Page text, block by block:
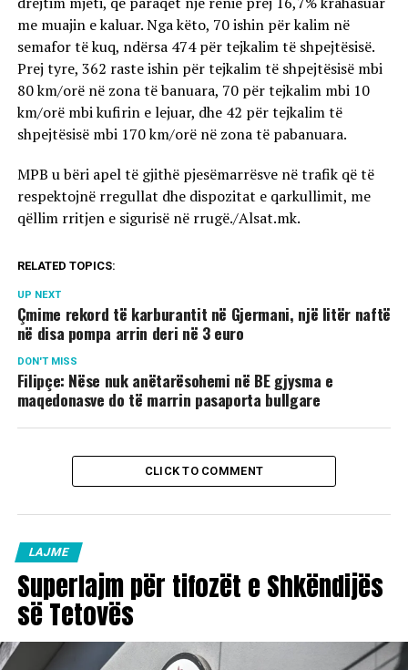
me muajin e kaluar. Nga këto, 70 ishin për kalim në
semafor të kuq, ndërsa 474 për tejkalim të shpejtësisë.
Prej tyre, 362 raste ishin për tejkalim të shpejtësisë mbi
80 km/orë në zona të banuara, 70 për tejkalim mbi 10
km/orë mbi kufirin e lejuar, dhe 42 për tejkalim të
shpejtësisë mbi 170 km/orë në zona të pabanuara.
MPB u bëri apel të gjithë pjesëmarrësve në trafik që të
respektojnë rregullat dhe dispozitat e qarkullimit, me
qëllim rritjen e sigurisë në rrugë./Alsat.mk.
RELATED TOPICS:
UP NEXT
Çmime rekord të karburantit në Gjermani, një litër naftë
në disa pompa arrin deri në 3 euro
DON'T MISS
Filipçe: Nëse nuk anëtarësohemi në BE gjysma e
maqedonasve do të marrin pasaporta bullgare
CLICK TO COMMENT
LAJME
Superlajm për tifozët e Shkëndijës
së Tetovës